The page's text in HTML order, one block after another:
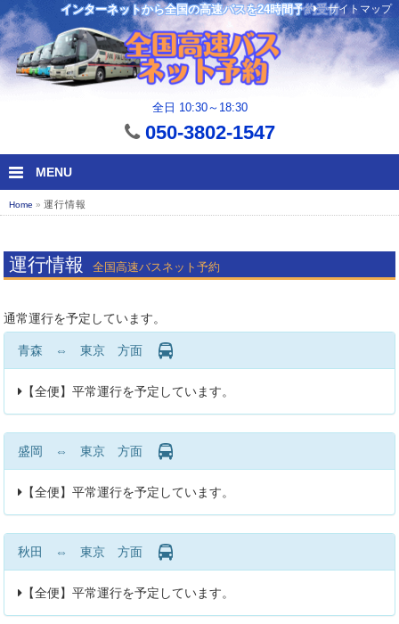
インターネットから全国の高速バスを24時間予約受付
全日 10:30～18:30
050-3802-1547
サイトマップ
MENU
Home » 運行情報
運行情報 全国高速バスネット予約
通常運行を予定しています。
青森 ⇔ 東京 方面
【全便】平常運行を予定しています。
盛岡 ⇔ 東京 方面
【全便】平常運行を予定しています。
秋田 ⇔ 東京 方面
【全便】平常運行を予定しています。